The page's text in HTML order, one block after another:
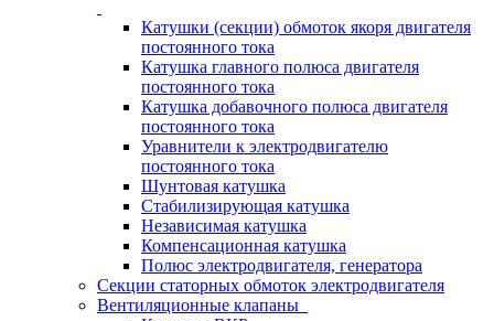
Катушки (секции) обмоток якоря двигателя
постоянного тока
Катушка главного полюса двигателя
постоянного тока
Катушка добавочного полюса двигателя
постоянного тока
Уравнители к электродвигателю
постоянного тока
Шунтовая катушка
Стабилизирующая катушка
Независимая катушка
Компенсационная катушка
Полюс электродвигателя, генератора
Секции статорных обмоток электродвигателя
Вентиляционные клапаны